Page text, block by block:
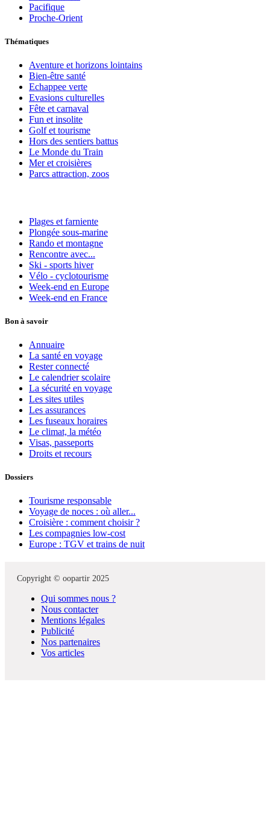
Pacifique
Proche-Orient
Thématiques
Aventure et horizons lointains
Bien-être santé
Echappee verte
Evasions culturelles
Fête et carnaval
Fun et insolite
Golf et tourisme
Hors des sentiers battus
Le Monde du Train
Mer et croisières
Parcs attraction, zoos
Plages et farniente
Plongée sous-marine
Rando et montagne
Rencontre avec...
Ski - sports hiver
Vélo - cyclotourisme
Week-end en Europe
Week-end en France
Bon à savoir
Annuaire
La santé en voyage
Rester connecté
Le calendrier scolaire
La sécurité en voyage
Les sites utiles
Les assurances
Les fuseaux horaires
Le climat, la météo
Visas, passeports
Droits et recours
Dossiers
Tourisme responsable
Voyage de noces : où aller...
Croisière : comment choisir ?
Les compagnies low-cost
Europe : TGV et trains de nuit
Copyright © oopartir 2025
Qui sommes nous ?
Nous contacter
Mentions légales
Publicité
Nos partenaires
Vos articles